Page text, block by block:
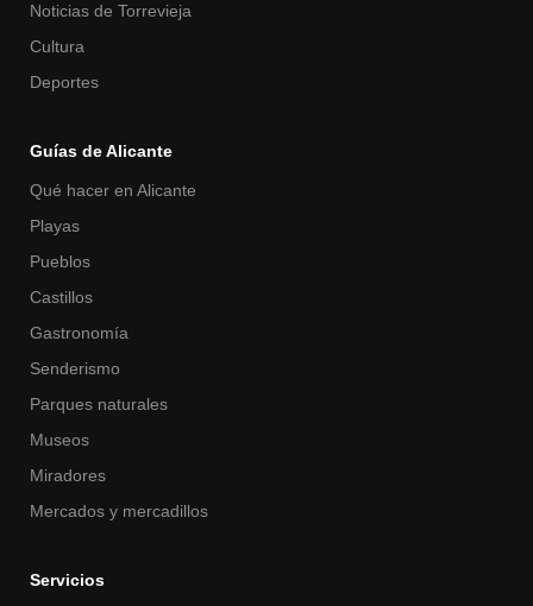
Noticias de Torrevieja
Cultura
Deportes
Guías de Alicante
Qué hacer en Alicante
Playas
Pueblos
Castillos
Gastronomía
Senderismo
Parques naturales
Museos
Miradores
Mercados y mercadillos
Servicios